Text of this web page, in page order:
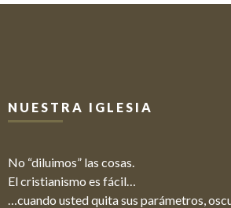
NUESTRA IGLESIA
No “diluimos” las cosas.
El cristianismo es fácil…
…cuando usted quita sus parámetros,